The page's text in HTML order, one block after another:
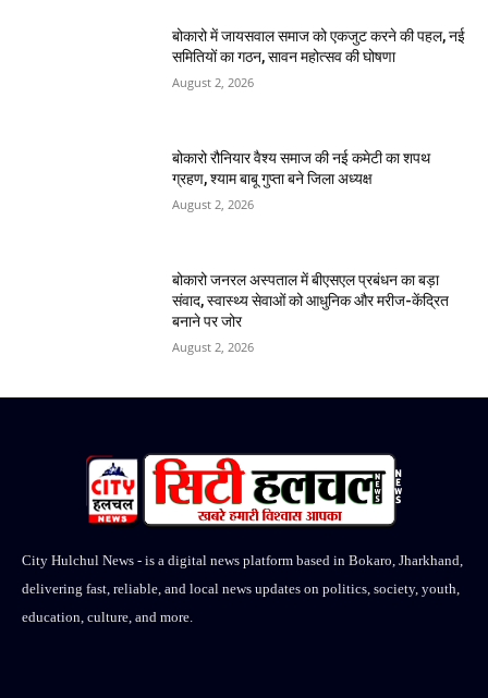
बोकारो में जायसवाल समाज को एकजुट करने की पहल, नई
समितियों का गठन, सावन महोत्सव की घोषणा
August 2, 2026
बोकारो रौनियार वैश्य समाज की नई कमेटी का शपथ
ग्रहण, श्याम बाबू गुप्ता बने जिला अध्यक्ष
August 2, 2026
बोकारो जनरल अस्पताल में बीएसएल प्रबंधन का बड़ा
संवाद, स्वास्थ्य सेवाओं को आधुनिक और मरीज-केंद्रित
बनाने पर जोर
August 2, 2026
City Hulchul News - is a digital news platform based in Bokaro, Jharkhand,
delivering fast, reliable, and local news updates on politics, society, youth,
education, culture, and more.